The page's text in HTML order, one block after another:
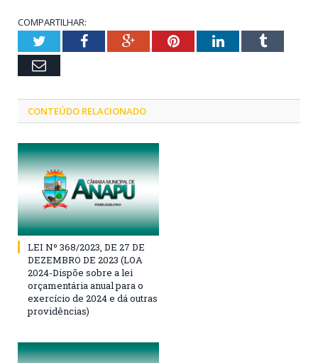
COMPARTILHAR:
TwitterFacebookGoogle+PinterestLinkedInTumblr
Email
CONTEÚDO RELACIONADO
LEI Nº 368/2023, DE 27 DE
DEZEMBRO DE 2023 (LOA
2024-Dispõe sobre a lei
orçamentária anual para o
exercício de 2024 e dá outras
providências)